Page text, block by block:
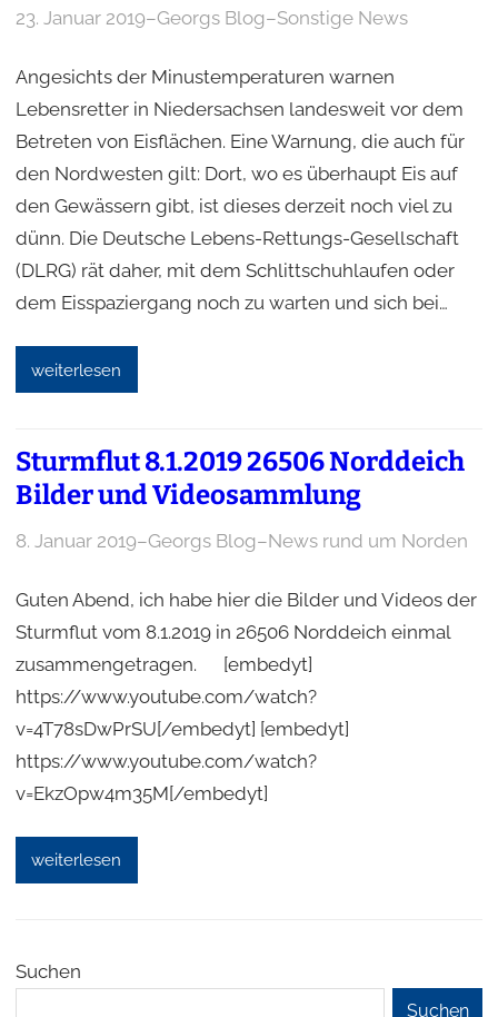
23. Januar 2019–Georgs Blog–Sonstige News
Angesichts der Minustemperaturen warnen
Lebensretter in Niedersachsen landesweit vor dem
Betreten von Eisflächen. Eine Warnung, die auch für
den Nordwesten gilt: Dort, wo es überhaupt Eis auf
den Gewässern gibt, ist dieses derzeit noch viel zu
dünn. Die Deutsche Lebens-Rettungs-Gesellschaft
(DLRG) rät daher, mit dem Schlittschuhlaufen oder
dem Eisspaziergang noch zu warten und sich bei…
weiterlesen
Sturmflut 8.1.2019 26506 Norddeich
Bilder und Videosammlung
8. Januar 2019–Georgs Blog–News rund um Norden
Guten Abend, ich habe hier die Bilder und Videos der
Sturmflut vom 8.1.2019 in 26506 Norddeich einmal
zusammengetragen. [embedyt]
https://www.youtube.com/watch?
v=4T78sDwPrSU[/embedyt] [embedyt]
https://www.youtube.com/watch?
v=EkzOpw4m35M[/embedyt]
weiterlesen
Suchen
Suchen